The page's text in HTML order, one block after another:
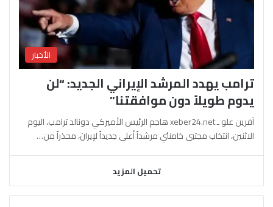
الأخبار
ترامب يهدد المرشد الإيراني الجديد: “لن
يدوم طويلاً دون موافقتنا”
آفرين علو ـ xeber24.net هاجم الرئيس الأميركي دونالد ترامب، اليوم
الاثنين، انتخاب مجتبى خامنئي مرشداً أعلى جديداً لإيران، محذراً من…
تحميل المزيد